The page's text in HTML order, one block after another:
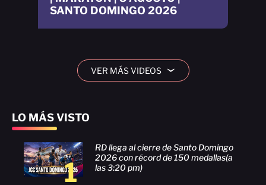
LO MÁS VISTO
1
RD llega al cierre de Santo Domingo
2026 con récord de 150 medallas(a
las 3:20 pm)
SANTO DOMINGO 2026
VER MÁS VIDEOS ›